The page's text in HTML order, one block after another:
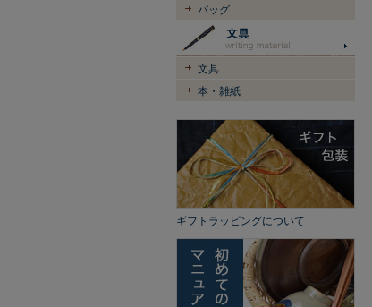
バッグ
文具
本・雑紙
ギフトラッピングについて